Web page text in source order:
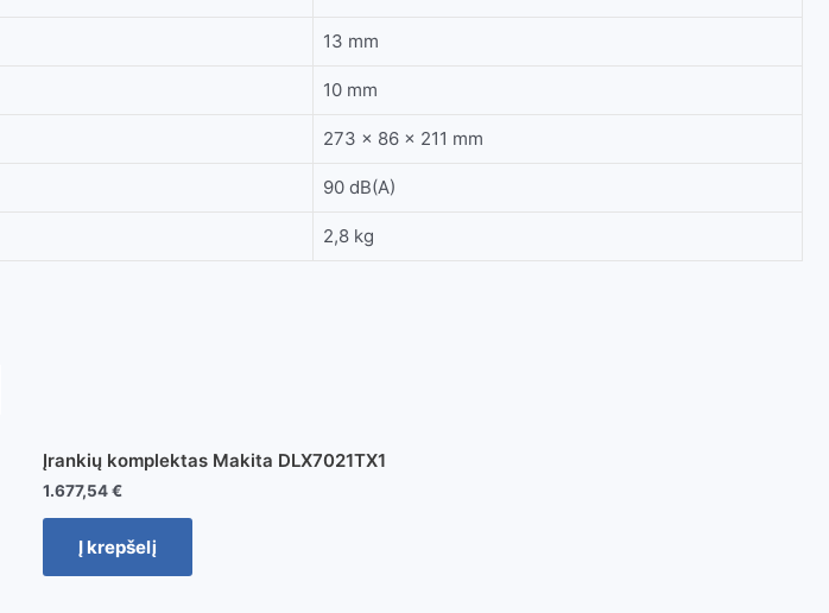
13 mm
10 mm
273 x 86 x 211 mm
90 dB(A)
2,8 kg
Įrankių komplektas Makita DLX7021TX1
1.677,54€
Į krepšelį